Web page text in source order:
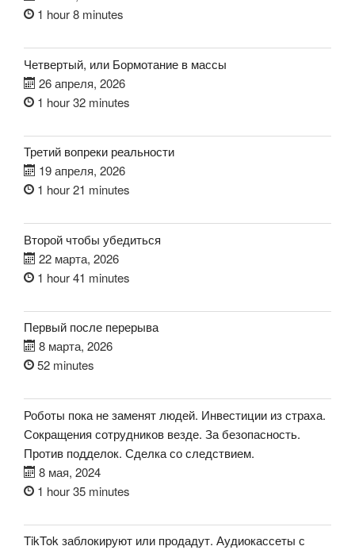
1 hour 8 minutes
Четвертый, или Бормотание в массы
26 апреля, 2026
1 hour 32 minutes
Третий вопреки реальности
19 апреля, 2026
1 hour 21 minutes
Второй чтобы убедиться
22 марта, 2026
1 hour 41 minutes
Первый после перерыва
8 марта, 2026
52 minutes
Роботы пока не заменят людей. Инвестиции из страха.
Сокращения сотрудников везде. За безопасность.
Против подделок. Сделка со следствием.
8 мая, 2024
1 hour 35 minutes
TikTok заблокируют или продадут. Аудиокассеты с